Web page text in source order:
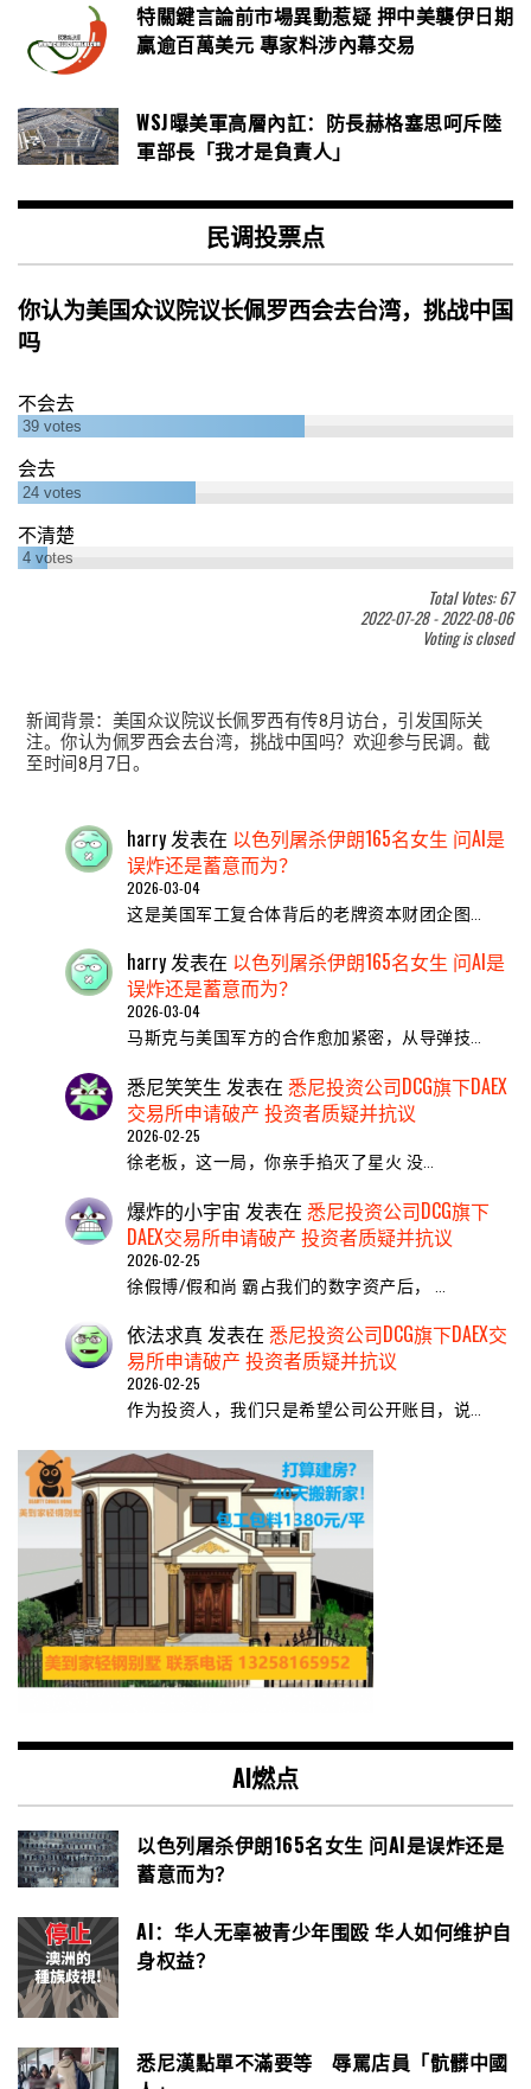
特關鍵言論前市場異動惹疑 押中美襲伊日期
贏逾百萬美元 專家料涉內幕交易
WSJ曝美軍高層內訌：防長赫格塞思呵斥陸
軍部長「我才是負責人」
民调投票点
你认为美国众议院议长佩罗西会去台湾，挑战中国
吗
不会去
39 votes
会去
24 votes
不清楚
4 votes
Total Votes: 67
2022-07-28-2022-08-06
Voting is closed
新闻背景：美国众议院议长佩罗西有传8月访台，引发国际关
注。你认为佩罗西会去台湾，挑战中国吗？欢迎参与民调。截
至时间8月7日。
harry 发表在 以色列屠杀伊朗165名女生 问AI是
误炸还是蓄意而为？
2026-03-04
这是美国军工复合体背后的老牌资本财团企图…
harry发表在 以色列屠杀伊朗165名女生 问AI是
误炸还是蓄意而为？
2026-03-04
马斯克与美国军方的合作愈加紧密，从导弹技…
悉尼笑笑生 发表在 悉尼投资公司DCG旗下DAEX
交易所申请破产 投资者质疑并抗议
2026-02-25
​徐老板，这一局，你亲手掐灭了星火 ​没…
爆炸的小宇宙 发表在 悉尼投资公司DCG旗下
DAEX交易所申请破产 投资者质疑并抗议
2026-02-25
徐假博/假和尚 霸占我们的数字资产后， …
依法求真发表在 悉尼投资公司DCG旗下DAEX交
易所申请破产 投资者质疑并抗议
2026-02-25
作为投资人，我们只是希望公司公开账目，说…
AI燃点
以色列屠杀伊朗165名女生 问AI是误炸还是
蓄意而为？
AI：华人无辜被青少年围殴 华人如何维护自
身权益？
悉尼漢點單不滿要等 辱罵店員「骯髒中國